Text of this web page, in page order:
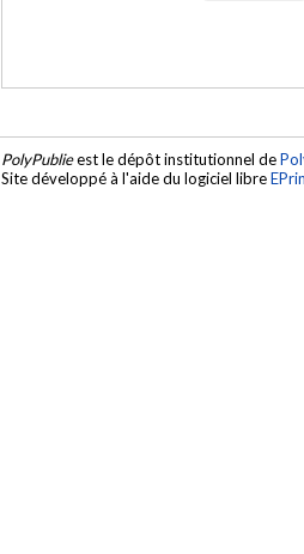
PolyPublieest le dépôt institutionnel de
Site développé à l'aide du logiciel libre